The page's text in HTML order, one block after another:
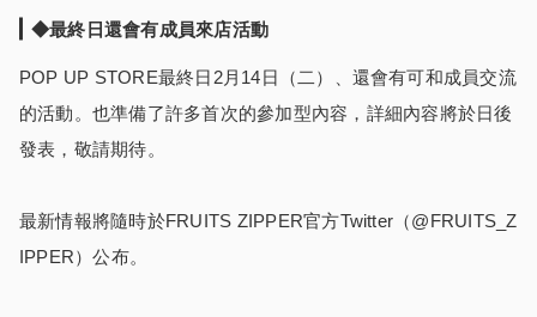
◆最終日還會有成員來店活動
POP UP STORE最終日2月14日（二）、還會有可和成員交流
的活動。也準備了許多首次的參加型內容，詳細內容將於日後
發表，敬請期待。
最新情報將隨時於FRUITS ZIPPER官方Twitter（@FRUITS_Z
IPPER）公布。